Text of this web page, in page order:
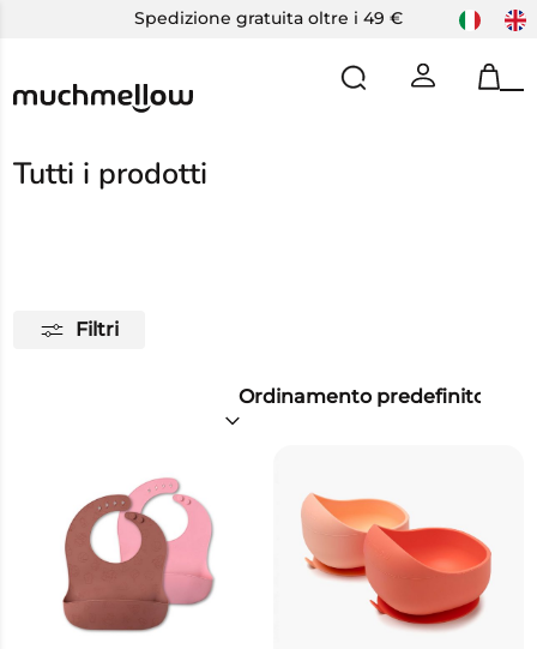
Spedizione gratuita oltre i 49 €
Tutti i prodotti
Filtri